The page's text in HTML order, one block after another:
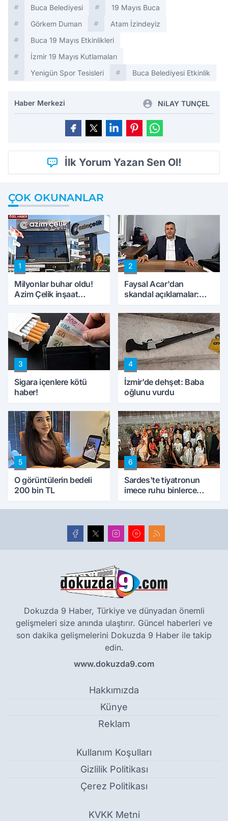
Buca Belediyesi
19 Mayıs Buca
Görkem Duman
Atam İzindeyiz
Buca 19 Mayıs Etkinlikleri
İzmir 19 Mayıs Kutlamaları
Yenigün Spor Tesisleri
Buca Belediyesi Etkinlik
Haber Merkezi NiLAY TUNÇEL
İlk Yorum Yazan Sen Ol!
ÇOK OKUNANLAR
1
Milyonlar buhar oldu!
Azim Çelik inşaat
konuştu
2
Faysal Acar'dan
skandal açıklamalar:
peynircilerimizi de
kıskaca aldı, müdahale
ettik'
3
Sigara içenlere kötü
haber!
4
İzmir’de dehşet: Baba
oğlunu vurdu
5
O görüntülerin bedeli
200 bin TL
6
Sardes'te tiyatronun
imece ruhu binlerce
Dokuzda 9 Haber, Türkiye ve dünyadan önemli
gelişmeleri size anında ulaştırır. Güncel haberleri ve
son dakika gelişmelerini Dokuzda 9 Haber ile takip
edin.
www.dokuzda9.com
Hakkımızda
Künye
Reklam
Kullanım Koşulları
Gizlilik Politikası
Çerez Politikası
KVKK Metni